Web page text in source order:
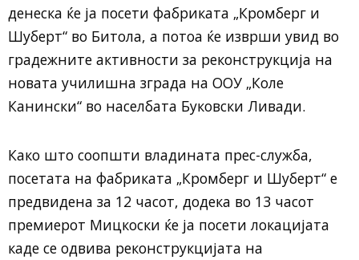
денеска ќе ја посети фабриката „Кромберг и
Шуберт“ во Битола, а потоа ќе изврши увид во
градежните активности за реконструкција на
новата училишна зграда на ООУ „Коле
Канински“ во населбата Буковски Ливади.
Како што соопшти владината прес-служба,
посетата на фабриката „Кромберг и Шуберт“ е
предвидена за 12 часот, додека во 13 часот
премиерот Мицкоски ќе ја посети локацијата
каде се одвива реконструкцијата на